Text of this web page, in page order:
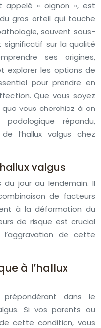
appelé « oignon », est
gros orteil qui touche
souvent sous-
sur la qualité
ses origines,
explorer les options de
pour prendre en
Que vous soyez
vous cherchiez à en
répandu,
l’hallux valgus chez
valgus
du jour au lendemain. Il
de facteurs
à la déformation du
de risque est crucial
l’aggravation de cette
à l’hallux
dans le
Si vos parents ou
cette condition, vous